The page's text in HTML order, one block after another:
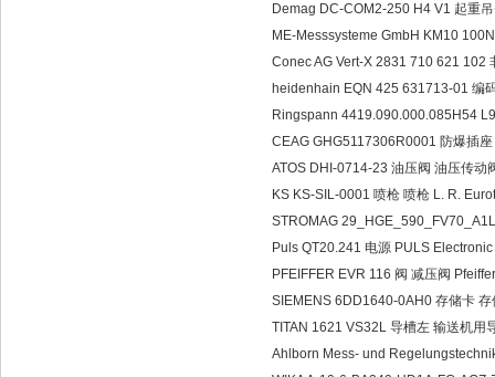
Demag DC-COM2-250 H4 V1 起重
ME-Messsysteme GmbH KM10
Conec AG Vert-X 2831 710 621 102
heidenhain EQN 425 631713-01 编
Ringspann 4419.090.000.085H54
CEAG GHG5117306R0001 防爆插
ATOS DHI-0714-23 油压阀 油压传动
KS KS-SIL-0001 喷枪 喷枪 L. R.
STROMAG
Puls QT20.241 电源 PULS
PFEIFFER EVR 116 阀 减压阀
SIEMENS 6DD1640-0AH0 存储卡
TITAN 1621 VS32L 导槽左 输送机
Ahlborn Mess- und